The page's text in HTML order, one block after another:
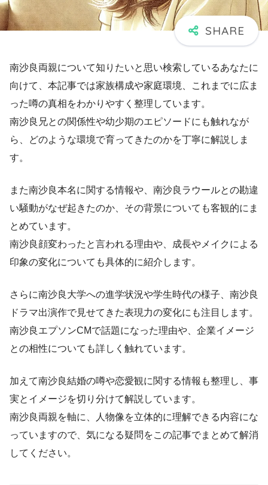
南沙良両親について知りたいと思い検索しているあなたに
向けて、本記事では家族構成や家庭環境、これまでに広ま
った噂の真相をわかりやすく整理しています。
南沙良兄との関係性や幼少期のエピソードにも触れなが
ら、どのような環境で育ってきたのかを丁寧に解説しま
す。
また南沙良本名に関する情報や、南沙良ラウールとの勘違
い騒動がなぜ起きたのか、その背景についても客観的にま
とめています。
南沙良顔変わったと言われる理由や、成長やメイクによる
印象の変化についても具体的に紹介します。
さらに南沙良大学への進学状況や学生時代の様子、南沙良
ドラマ出演作で見せてきた表現力の変化にも注目します。
南沙良エプソンCMで話題になった理由や、企業イメージ
との相性についても詳しく触れています。
加えて南沙良結婚の噂や恋愛観に関する情報も整理し、事
実とイメージを切り分けて解説しています。
南沙良両親を軸に、人物像を立体的に理解できる内容にな
っていますので、気になる疑問をこの記事でまとめて解消
してください。